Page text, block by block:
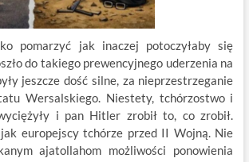
pomarzyć jak inaczej potoczyłaby się
do takiego prewencyjnego uderzenia na
jeszcze dość silne, za nieprzestrzeganie
Wersalskiego. Niestety, tchórzostwo i
i pan Hitler zrobił to, co zrobił.
europejscy tchórze przed II Wojną. Nie
ajatollahom możliwości ponowienia